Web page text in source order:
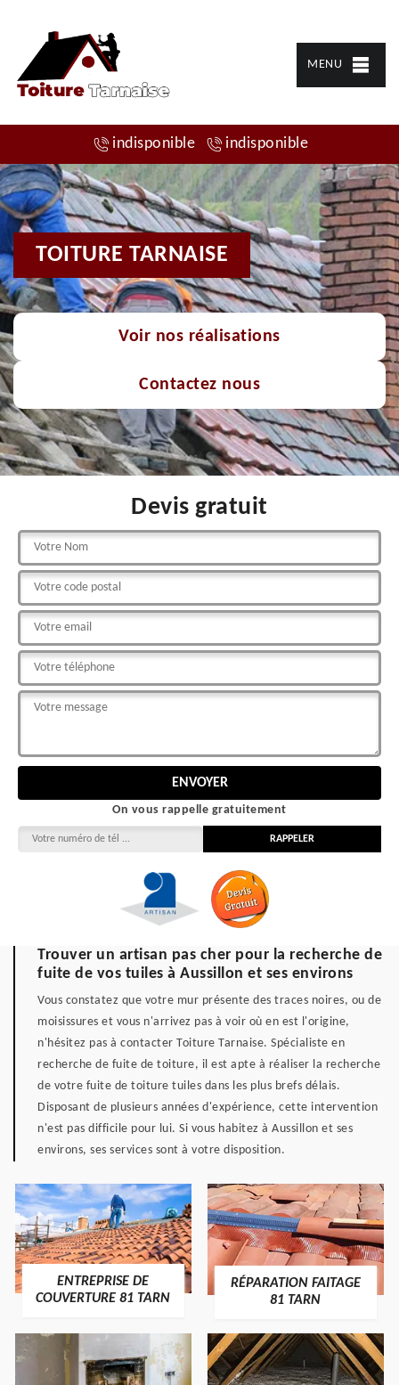
MENU
indisponible indisponible
TOITURE TARNAISE
Voir nos réalisations
Contactez nous
Devis gratuit
On vous rappelle gratuitement
Trouver un artisan pas cher pour la recherche de
fuite de vos tuiles à Aussillon et ses environs
Vous constatez que votre mur présente des traces noires, ou de
moisissures et vous n'arrivez pas à voir où en est l'origine,
n'hésitez pas à contacter Toiture Tarnaise. Spécialiste en
recherche de fuite de toiture, il est apte à réaliser la recherche
de votre fuite de toiture tuiles dans les plus brefs délais.
Disposant de plusieurs années d'expérience, cette intervention
n'est pas difficile pour lui. Si vous habitez à Aussillon et ses
environs, ses services sont à votre disposition.
ENTREPRISE DE
COUVERTURE 81 TARN
RÉPARATION FAITAGE
81 TARN